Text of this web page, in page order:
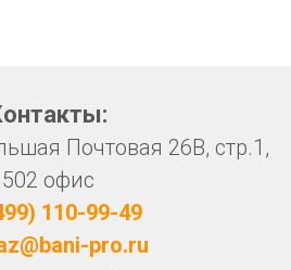
Почтовая 26В, стр.1,
502 офис
110-99-49
pro.ru